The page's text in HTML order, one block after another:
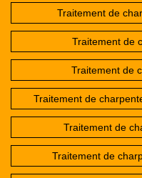
Traitement de
Traitement de
Traitement de
Traitement de
Traitement de
Traitement de